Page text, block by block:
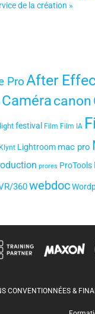
de la création »
ProAfter
Caméracanon
festival Film Film IA
Klynt Lightroom mac pro
prores ProTools
360webdoc
CONVENTIONNÉES &